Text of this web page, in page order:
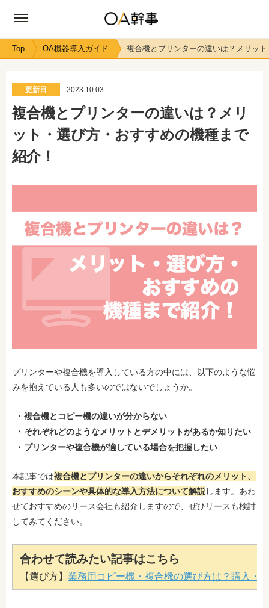
Top OA機器導入ガイド 複合機とプリンターの違いは？メリッ
更新日 2023.10.03
複合機とプリンターの違いは？メリ
ット・選び方・おすすめの機種まで
紹介！
プリンターや複合機を導入している方の中には、以下のような悩
みを抱えている人も多いのではないでしょうか。
複合機とコピー機の違いが分からない
それぞれどのようなメリットとデメリットがあるか知りたい
プリンターや複合機が適している場合を把握したい
本記事では複合機とプリンターの違いからそれぞれのメリット、
おすすめのシーンや具体的な導入方法について解説します。あわ
せておすすめのリース会社も紹介しますので、ぜひリースも検討
してみてください。
合わせて読みたい記事はこちら
【選び方】 業務用コピー機・複合機の選び方は？購入・